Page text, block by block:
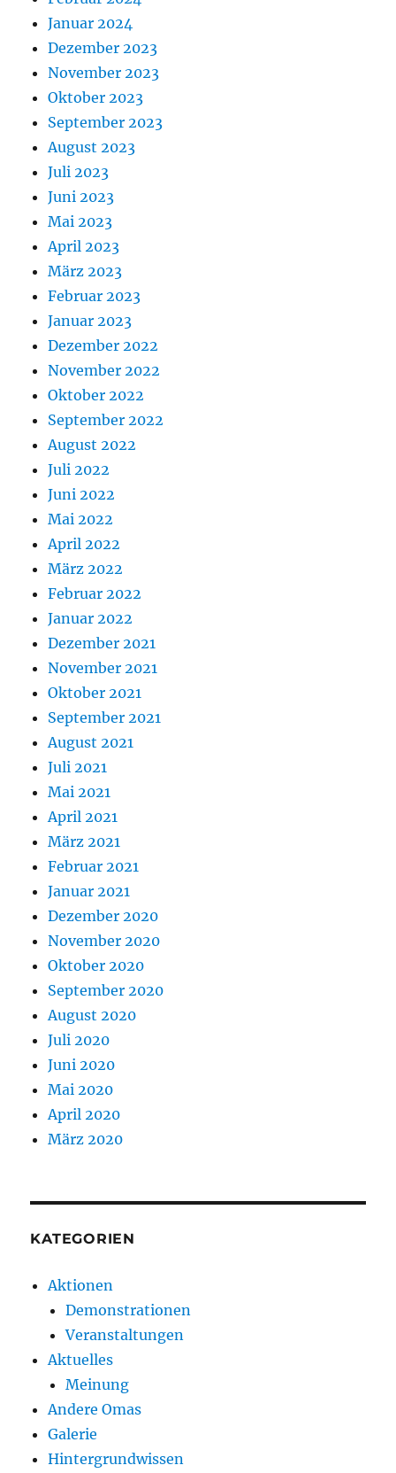
Januar 2024
Dezember 2023
November 2023
Oktober 2023
September 2023
August 2023
Juli 2023
Juni 2023
Mai 2023
April 2023
März 2023
Februar 2023
Januar 2023
Dezember 2022
November 2022
Oktober 2022
September 2022
August 2022
Juli 2022
Juni 2022
Mai 2022
April 2022
März 2022
Februar 2022
Januar 2022
Dezember 2021
November 2021
Oktober 2021
September 2021
August 2021
Juli 2021
Mai 2021
April 2021
März 2021
Februar 2021
Januar 2021
Dezember 2020
November 2020
Oktober 2020
September 2020
August 2020
Juli 2020
Juni 2020
Mai 2020
April 2020
März 2020
KATEGORIEN
Aktionen
Demonstrationen
Veranstaltungen
Aktuelles
Meinung
Andere Omas
Galerie
Hintergrundwissen